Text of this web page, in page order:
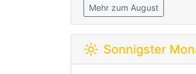
Mehr zum August
Sonnigster